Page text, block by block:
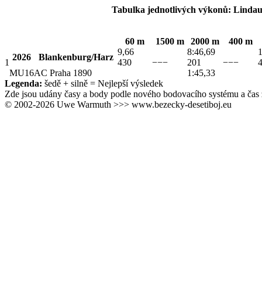
Tabulka jednotlivých výkonů:
60 m 1500 m 2000 m 400 m
1
2026 Blankenburg/Harz
9,66 8:46,69
430
−−− 201 −−−
MU16AC Praha 1890
1:45,33
Legenda: šedě + silně = Nejlepší výsledek
Zde jsou udány časy a body podle nového bodovacího systému a
© 2002-2026 Uwe Warmuth >>> www.bezecky-desetiboj.eu